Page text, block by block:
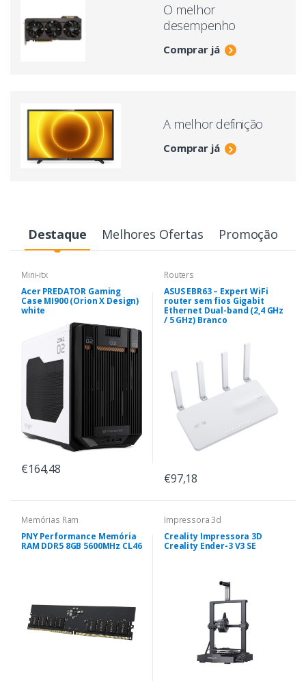
O melhor
desempenho
Comprar já
A melhor definição
Comprar já
Destaque Melhores Ofertas Promoção
Mini-itx
Acer PREDATOR Gaming
Case MI900 (Orion X Design)
white
€164,48
Routers
ASUS EBR63 – Expert WiFi
router sem fios Gigabit
Ethernet Dual-band (2,4 GHz
/ 5 GHz) Branco
€97,18
Memórias Ram
PNY Performance Memória
RAM DDR5 8GB 5600MHz CL46
Impressora 3d
Creality Impressora 3D
Creality Ender-3 V3 SE